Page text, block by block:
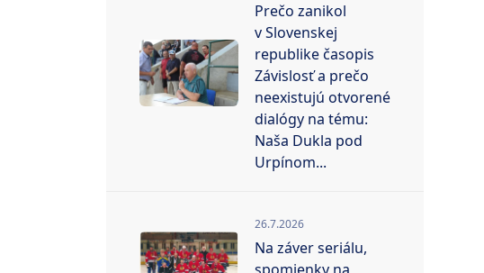
Prečo zanikol
v Slovenskej
republike časopis
Závislosť a prečo
neexistujú otvorené
dialógy na tému:
Naša Dukla pod
Urpínom...
26.7.2026
Na záver seriálu,